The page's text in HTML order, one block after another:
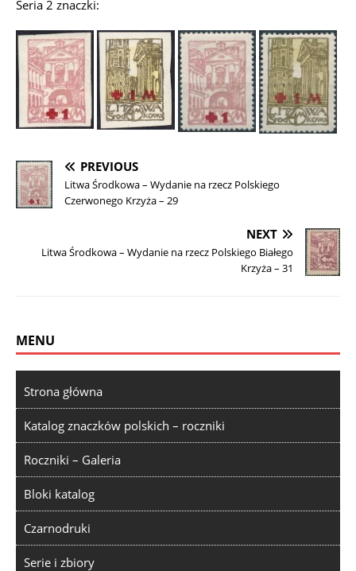
Seria 2 znaczki:
PREVIOUS
Litwa Środkowa – Wydanie na rzecz Polskiego
Czerwonego Krzyża – 29
NEXT
Litwa Środkowa – Wydanie na rzecz Polskiego Białego
Krzyża – 31
MENU
Strona główna
Katalog znaczków polskich – roczniki
Roczniki – Galeria
Bloki katalog
Czarnodruki
Serie i zbiory